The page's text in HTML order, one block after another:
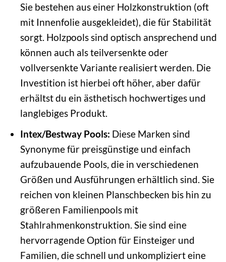
Sie bestehen aus einer Holzkonstruktion (oft
mit Innenfolie ausgekleidet), die für Stabilität
sorgt. Holzpools sind optisch ansprechend und
können auch als teilversenkte oder
vollversenkte Variante realisiert werden. Die
Investition ist hierbei oft höher, aber dafür
erhältst du ein ästhetisch hochwertiges und
langlebiges Produkt.
Intex/Bestway Pools: Diese Marken sind
Synonyme für preisgünstige und einfach
aufzubauende Pools, die in verschiedenen
Größen und Ausführungen erhältlich sind. Sie
reichen von kleinen Planschbecken bis hin zu
größeren Familienpools mit
Stahlrahmenkonstruktion. Sie sind eine
hervorragende Option für Einsteiger und
Familien, die schnell und unkompliziert eine